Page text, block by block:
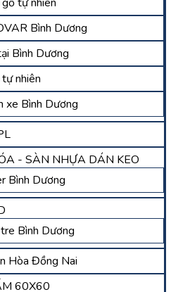
Bình Dương
Bình Dương
nhiên
xe Bình Dương
- SÀN NHỰA DÁN KEO
Bình Dương
Bình Dương
Hòa Đồng Nai
60X60